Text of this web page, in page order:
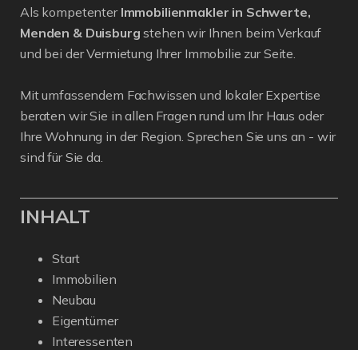
Als kompetenter Immobilienmakler in Schwerte,
Menden & Duisburg stehen wir Ihnen beim Verkauf
und bei der Vermietung Ihrer Immobilie zur Seite.
Mit umfassendem Fachwissen und lokaler Expertise
beraten wir Sie in allen Fragen rund um Ihr Haus oder
Ihre Wohnung in der Region. Sprechen Sie uns an - wir
sind für Sie da.
INHALT
Start
Immobilien
Neubau
Eigentümer
Interessenten